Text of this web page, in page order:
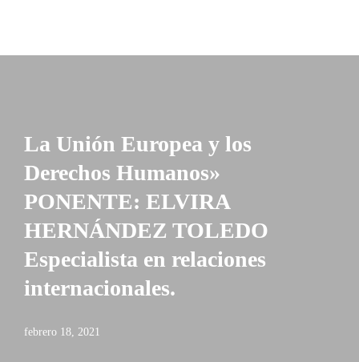
La Unión Europea y los
Derechos Humanos»
PONENTE: ELVIRA
HERNÁNDEZ TOLEDO
Especialista en relaciones
internacionales.
febrero 18, 2021